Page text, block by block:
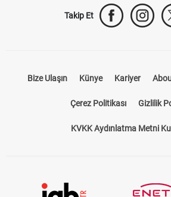
Takip Et
Bize Ulaşın Künye Kariyer
Çerez Politikası Gizlilik
KVKK Aydınlatma Metni